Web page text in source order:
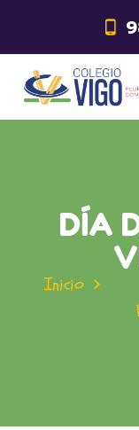
DÍA
Inicio